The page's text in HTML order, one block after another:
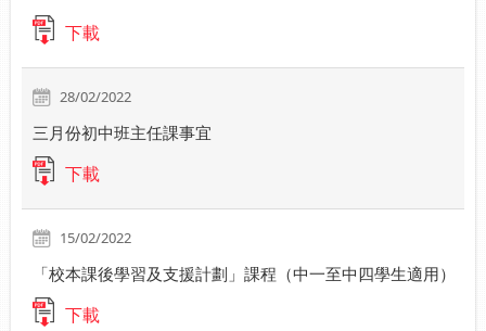
下載
28/02/2022
三月份初中班主任課事宜
下載
15/02/2022
「校本課後學習及支援計劃」課程（中一至中四學生適用）
下載